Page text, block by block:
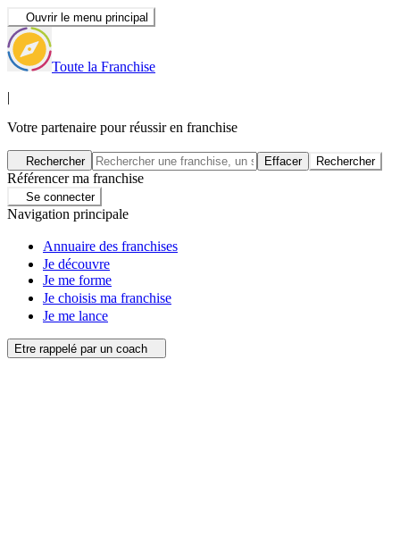
Ouvrir le menu principal
Toute la Franchise
|
Votre partenaire pour réussir en franchise
Rechercher Effacer Rechercher
Référencer ma franchise
Se connecter
Navigation principale
Annuaire des franchises
Je découvre
Je me forme
Je choisis ma franchise
Je me lance
Etre rappelé par un coach